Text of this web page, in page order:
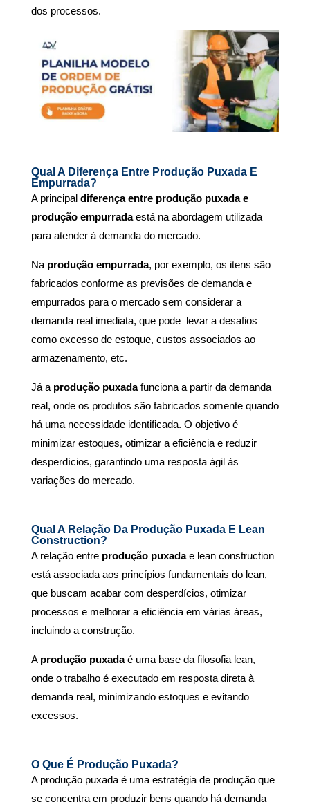
dos processos.
Qual A Diferença Entre Produção Puxada E
Empurrada?
A principaldiferença entre produção puxada e
produção empurradaestá na abordagem utilizada
para atender à demanda do mercado.
Na produção empurrada, por exemplo, os itens são
fabricados conforme as previsões de demanda e
empurrados para o mercado sem considerar a
demanda real imediata, que pode levar a desafios
como excesso de estoque, custos associados ao
armazenamento, etc.
Já a produção puxadafunciona a partir da demanda
real, onde os produtos são fabricados somente quando
há uma necessidade identificada. O objetivo é
minimizar estoques, otimizar a eficiência e reduzir
desperdícios, garantindo uma resposta ágil às
variações do mercado.
Qual A Relação Da Produção Puxada E Lean
Construction?
A relação entre produção puxadae lean construction
está associada aos princípios fundamentais do lean,
que buscam acabar com desperdícios, otimizar
processos e melhorar a eficiência em várias áreas,
incluindo a construção.
A produção puxadaé uma base da filosofia lean,
onde o trabalho é executado em resposta direta à
demanda real, minimizando estoques e evitando
excessos.
O Que É Produção Puxada?
A produção puxada é uma estratégia de produção que
se concentra em produzir bens quando há demanda